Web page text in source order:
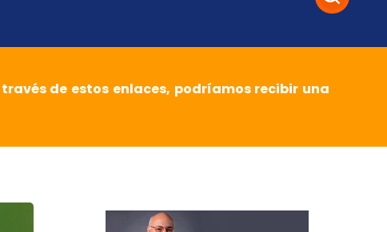
de estos enlaces, podríamos recibir una